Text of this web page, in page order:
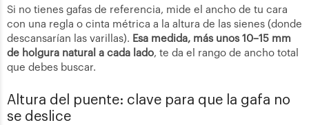
Si no tienes gafas de referencia, mide el ancho de tu cara
con una regla o cinta métrica a la altura de las sienes (donde
descansarían las varillas). Esa medida, más unos 10–15 mm
de holgura natural a cada lado, te da el rango de ancho total
que debes buscar.
Altura del puente: clave para que la gafa no
se deslice